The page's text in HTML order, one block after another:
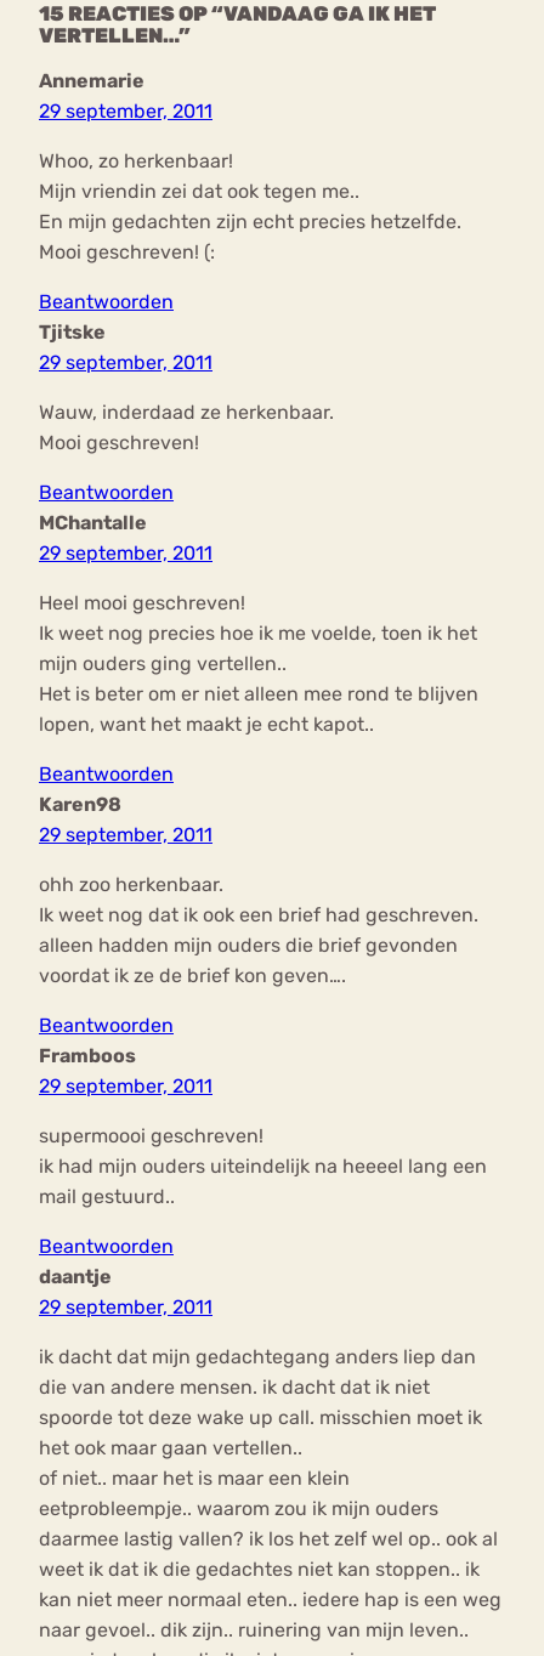
15 REACTIES OP “VANDAAG GA IK HET
VERTELLEN…”
Annemarie
29 september, 2011
Whoo, zo herkenbaar!
Mijn vriendin zei dat ook tegen me..
En mijn gedachten zijn echt precies hetzelfde.
Mooi geschreven! (:
Beantwoorden
Tjitske
29 september, 2011
Wauw, inderdaad ze herkenbaar.
Mooi geschreven!
Beantwoorden
MChantalle
29 september, 2011
Heel mooi geschreven!
Ik weet nog precies hoe ik me voelde, toen ik het
mijn ouders ging vertellen..
Het is beter om er niet alleen mee rond te blijven
lopen, want het maakt je echt kapot..
Beantwoorden
Karen98
29 september, 2011
ohh zoo herkenbaar.
Ik weet nog dat ik ook een brief had geschreven.
alleen hadden mijn ouders die brief gevonden
voordat ik ze de brief kon geven….
Beantwoorden
Framboos
29 september, 2011
supermoooi geschreven!
ik had mijn ouders uiteindelijk na heeeel lang een
mail gestuurd..
Beantwoorden
daantje
29 september, 2011
ik dacht dat mijn gedachtegang anders liep dan
die van andere mensen. ik dacht dat ik niet
spoorde tot deze wake up call. misschien moet ik
het ook maar gaan vertellen..
of niet.. maar het is maar een klein
eetprobleempje.. waarom zou ik mijn ouders
daarmee lastig vallen? ik los het zelf wel op.. ook al
weet ik dat ik die gedachtes niet kan stoppen.. ik
kan niet meer normaal eten.. iedere hap is een weg
naar gevoel.. dik zijn.. ruinering van mijn leven..